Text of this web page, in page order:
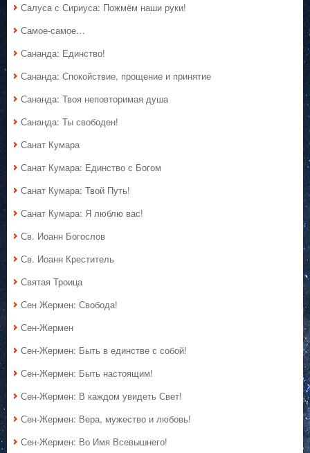
Салуса с Сириуса: Пожмём наши руки!
Самое-самое…
Сананда: Единство!
Сананда: Спокойствие, прощение и принятие
Сананда: Твоя неповторимая душа
Сананда: Ты свободен!
Санат Кумара
Санат Кумара: Единство с Богом
Санат Кумара: Твой Путь!
Санат Кумара: Я люблю вас!
Св. Иоанн Богослов
Св. Иоанн Креститель
Святая Троица
Сен Жермен: Свобода!
Сен-Жермен
Сен-Жермен: Быть в единстве с собой!
Сен-Жермен: Быть настоящим!
Сен-Жермен: В каждом увидеть Свет!
Сен-Жермен: Вера, мужество и любовь!
Сен-Жермен: Во Имя Всевышнего!